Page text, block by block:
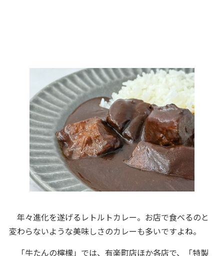
年々進化を遂げるレトルトカレー。お店で食べるのと
変わらないような美味しさのカレーも多いですよね。
「牛たんの檸檬」では、有楽町店ほか各店で、「特製